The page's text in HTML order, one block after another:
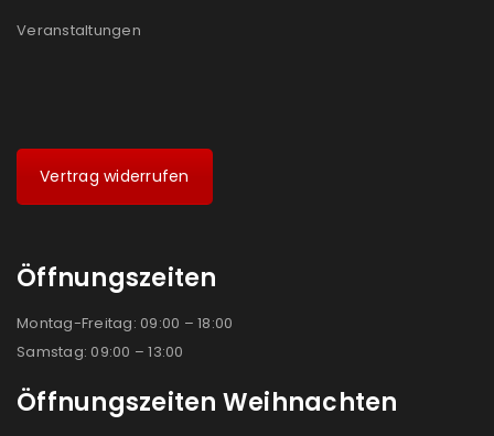
Veranstaltungen
Vertrag widerrufen
Öffnungszeiten
Montag-Freitag: 09:00 – 18:00
Samstag: 09:00 – 13:00
Öffnungszeiten Weihnachten